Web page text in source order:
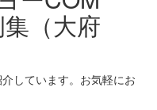
しています。お気軽にお